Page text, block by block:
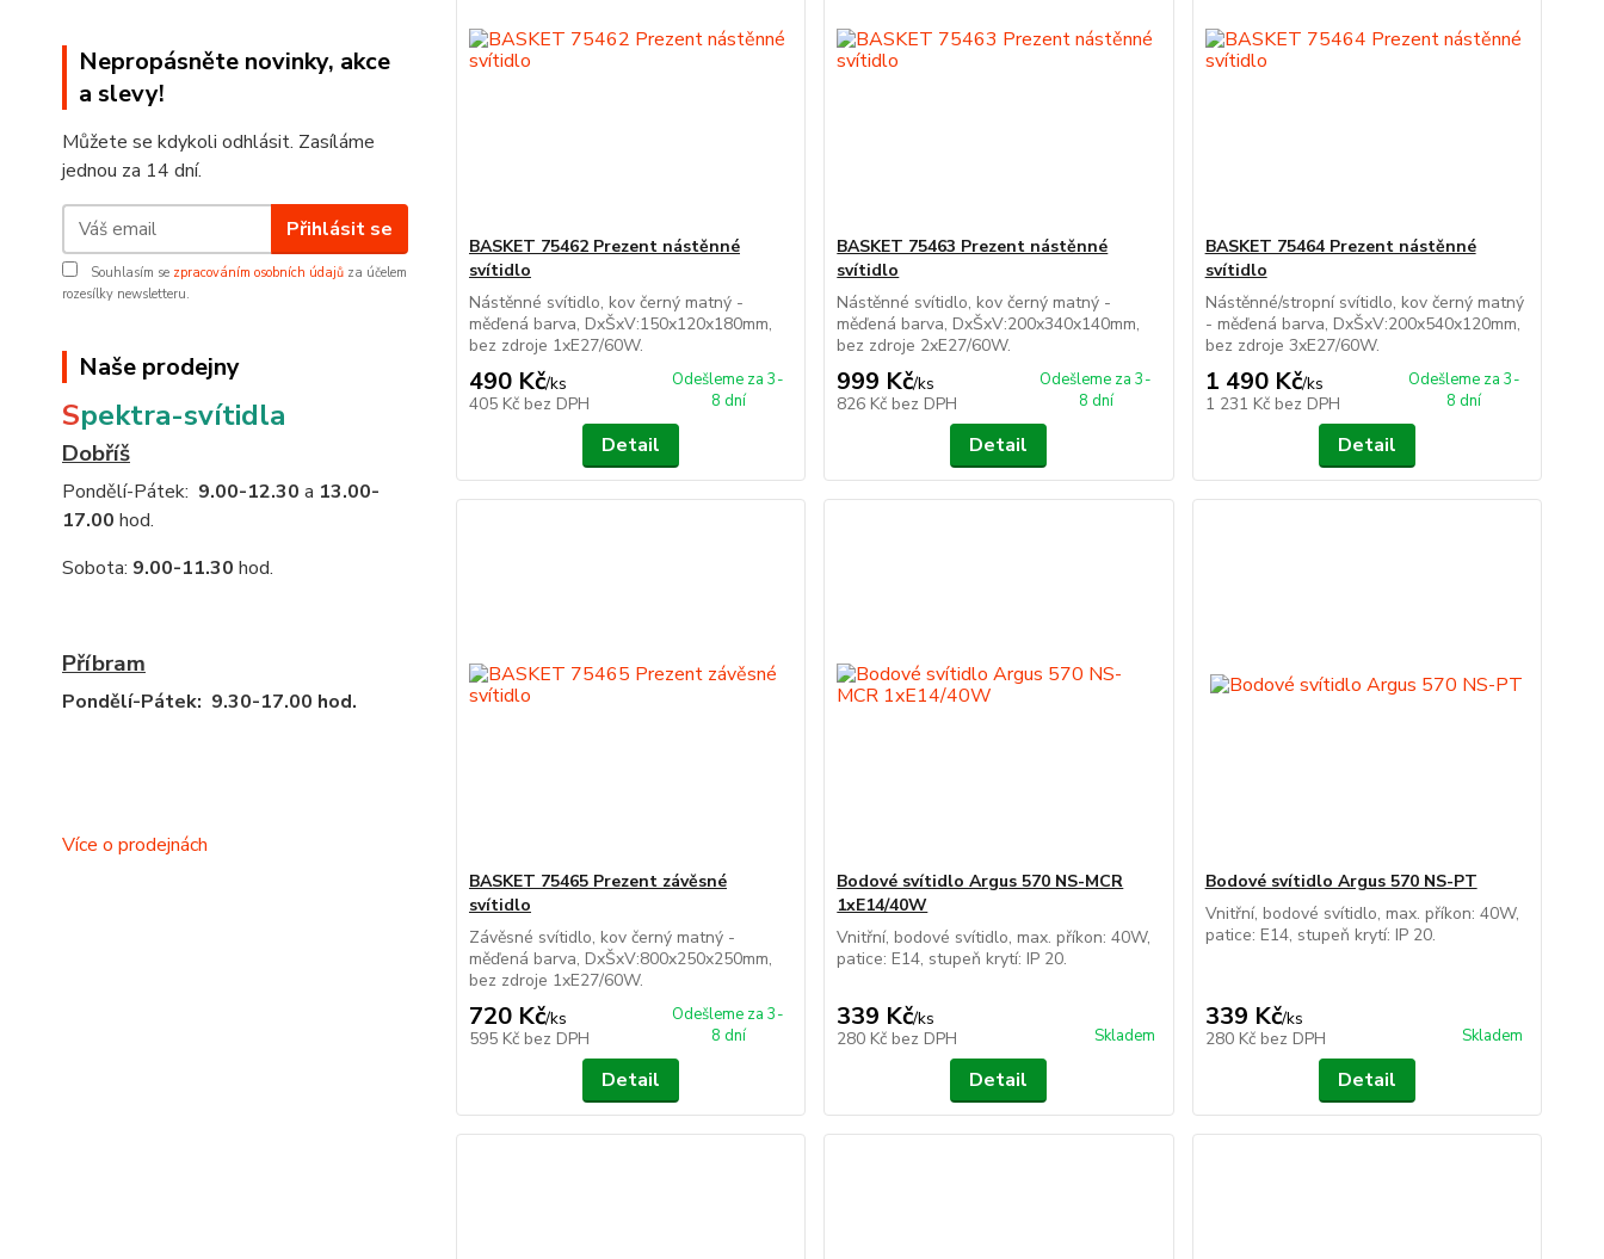
Nepropásněte novinky, akce
a slevy!
Můžete se kdykoli odhlásit. Zasíláme
jednou za 14 dní.
Přihlásit se
Souhlasím se zpracováním osobních údajů za účelem
rozesílky newsletteru.
Naše prodejny
Spektra-svítidla
Dobříš
Pondělí-Pátek: 9.00-12.30 a 13.00-
17.00 hod.
Sobota: 9.00-11.30 hod.
Příbram
Pondělí-Pátek: 9.30-17.00 hod.
Více o prodejnách
BASKET 75462 Prezent nástěnné
svítidlo
Nástěnné svítidlo, kov černý matný -
měďená barva, DxŠxV:150x120x180mm,
bez zdroje 1xE27/60W.
490 Kč/ks
405 Kč bez DPH
Odešleme za 3-
8 dní
Detail
BASKET 75463 Prezent nástěnné
svítidlo
Nástěnné svítidlo, kov černý matný -
měďená barva, DxŠxV:200x340x140mm,
bez zdroje 2xE27/60W.
999 Kč/ks
826 Kč bez DPH
Odešleme za 3-
8 dní
Detail
BASKET 75464 Prezent nástěnné
svítidlo
Nástěnné/stropní svítidlo, kov černý matný
- měďená barva, DxŠxV:200x540x120mm,
bez zdroje 3xE27/60W.
1 490 Kč/ks
1 231 Kč bez DPH
Odešleme za 3-
8 dní
Detail
BASKET 75465 Prezent závěsné
svítidlo
Závěsné svítidlo, kov černý matný -
měďená barva, DxŠxV:800x250x250mm,
bez zdroje 1xE27/60W.
720 Kč/ks
595 Kč bez DPH
Odešleme za 3-
8 dní
Detail
Bodové svítidlo Argus 570 NS-MCR
1xE14/40W
Vnitřní, bodové svítidlo, max. příkon: 40W,
patice: E14, stupeň krytí: IP 20.
339 Kč/ks
280 Kč bez DPH Skladem
Detail
Bodové svítidlo Argus 570 NS-PT
Vnitřní, bodové svítidlo, max. příkon: 40W,
patice: E14, stupeň krytí: IP 20.
339 Kč/ks
280 Kč bez DPH Skladem
Detail